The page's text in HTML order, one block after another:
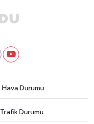
Hava Durumu
Trafik Durumu